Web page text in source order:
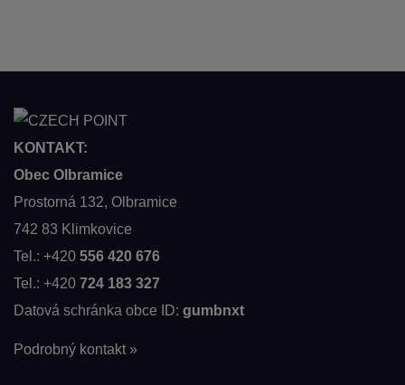
KONTAKT:
Obec Olbramice
Prostorná 132, Olbramice
742 83 Klimkovice
Tel.: +420 556 420 676
Tel.: +420 724 183 327
Datová schránka obce ID: gumbnxt
Podrobný kontakt »